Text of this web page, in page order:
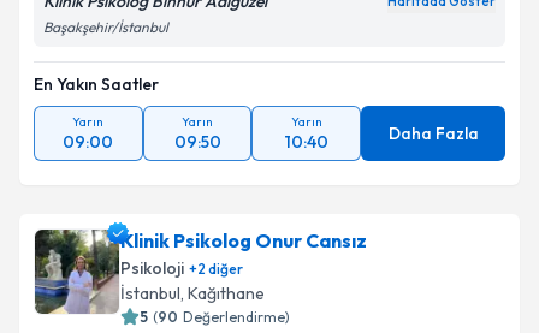
Başakşehir/İstanbul
En Yakın Saatler
Yarın
09:00
Yarın
09:50
Yarın
10:40 Daha Fazla
Klinik Psikolog Onur Cansız
Psikoloji +2 diğer
İstanbul, Kağıthane
5 (90 Değerlendirme)